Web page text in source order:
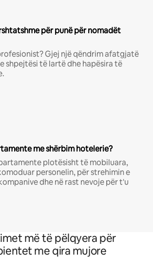
për punë për nomadët
Gjej një qëndrim afatgjatë
shpejtësi të lartë dhe hapësira të
me shërbim hotelerie?
plotësisht të mobiluara,
personelin, për strehimin e
dhe në rast nevoje për t'u
më të pëlqyera për
me qira mujore